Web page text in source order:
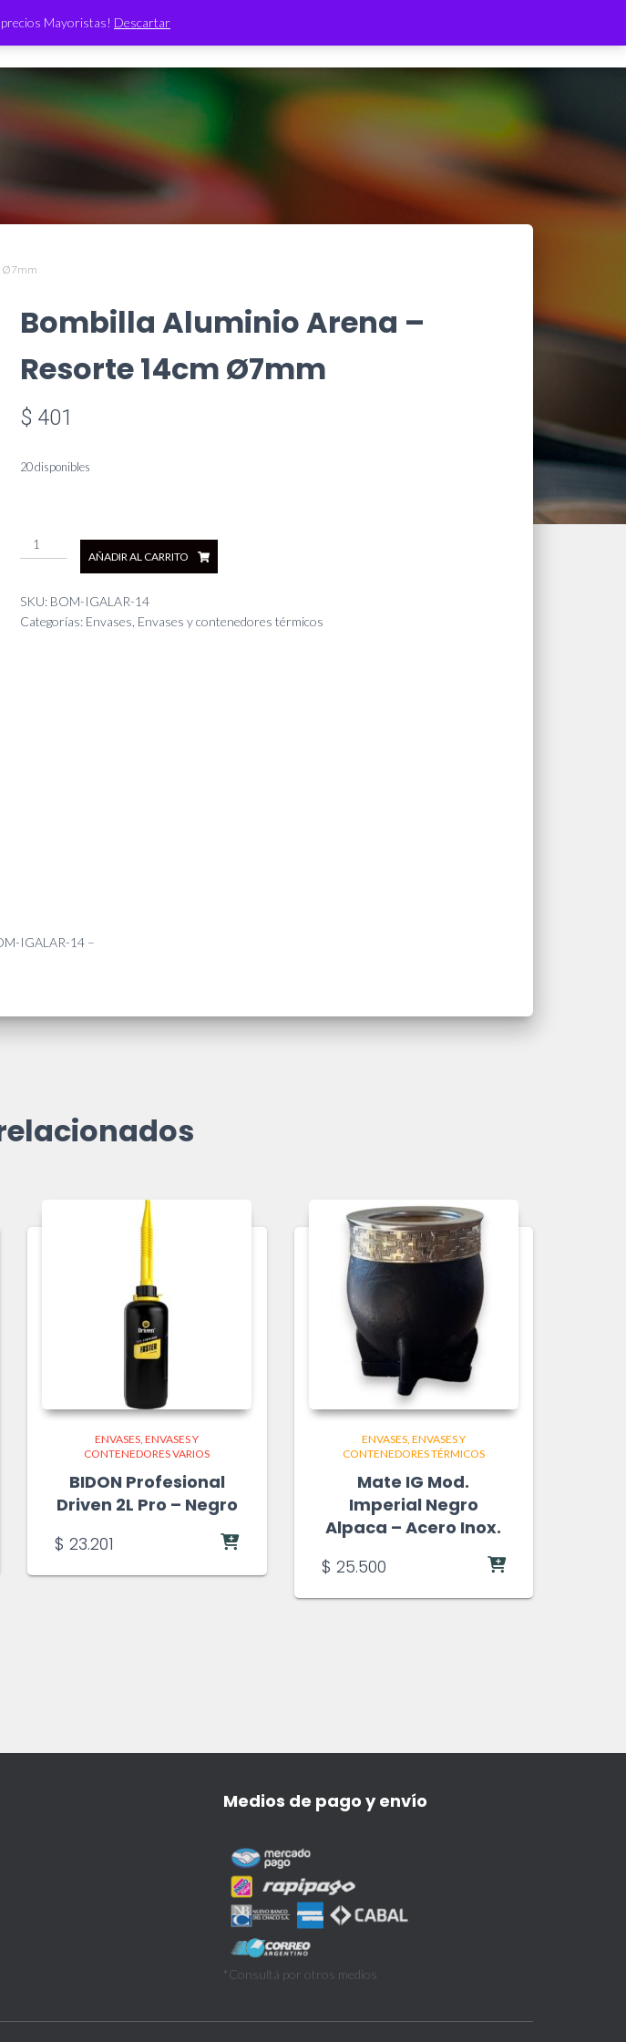
Mayoristas! Descartar
TIENDA
Ø7mm
Bombilla Aluminio Arena –
Resorte 14cm Ø7mm
$ 401
20 disponibles
Bombilla
Aluminio
-
Resorte
AÑADIR AL CARRITO
SKU: BOM-IGALAR-14
Categorías: Envases Envases y contenedores térmicos
IGALAR-14 –
ENVASES ENVASES Y
CONTENEDORES VARIOS
BIDON Profesional
Driven 2L Pro – Negro
$ 23.201
ENVASES ENVASES Y
CONTENEDORES TÉRMICOS
Mate IG Mod.
Imperial Negro
Alpaca – Acero Inox.
$ 25.500
Medios de pago y envío
*Consultá por otros medios